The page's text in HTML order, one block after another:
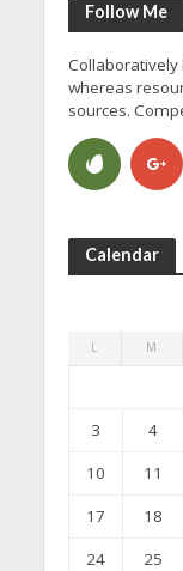
Follow Me
whereas
sources.
Calendar
L M
3
4
10
11
17
18
24
25